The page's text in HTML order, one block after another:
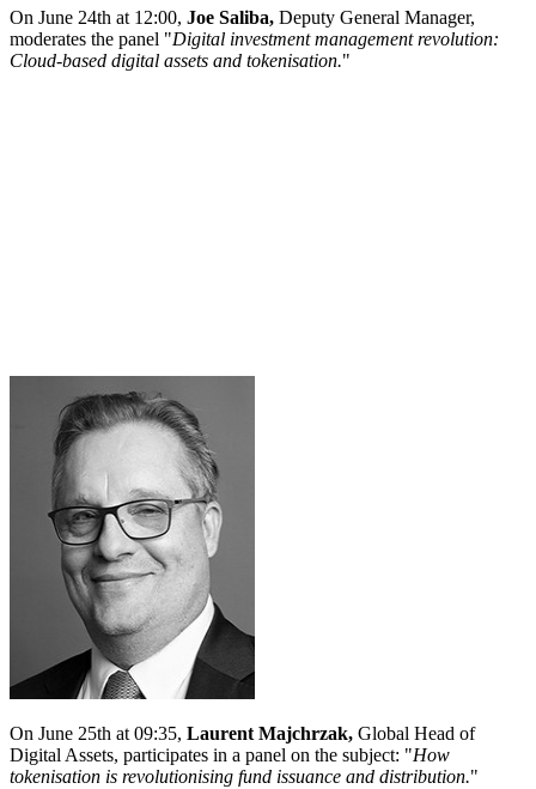
On June 24th at 12:00, Joe Saliba, Deputy General Manager,
moderates the panel "Digital investment management revolution:
Cloud-based digital assets and tokenisation."
On June 25th at 09:35, Laurent Majchrzak, Global Head of
Digital Assets, participates in a panel on the subject: "How
tokenisation is revolutionising fund issuance and distribution."